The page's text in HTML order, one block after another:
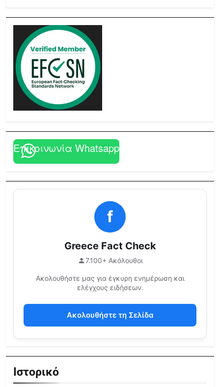
Επικοινωνία Whatsapp
f
Greece Fact Check
7.100+ Ακόλουθοι
Ακολουθήστε μας για έγκυρη ενημέρωση και
ελέγχους ειδήσεων.
Ακολουθήστε τη Σελίδα
Ιστορικό